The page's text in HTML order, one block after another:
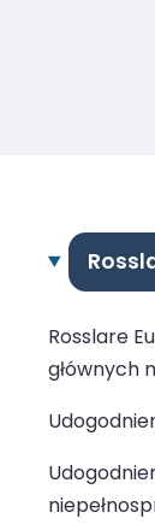
Rosslare
głównych